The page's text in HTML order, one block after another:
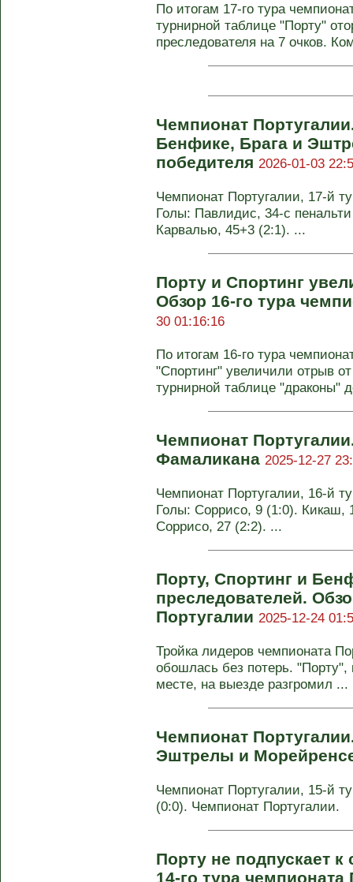
По итогам 17-го тура
турнирной таблице "Порту"
преследователя на 7 очков.
Чемпионат
Бенфике, Брага и
победителя 2026-01-03
Чемпионат Португалии, 17-й
Голы: Павлидис, 34-с
Карвалью, 45+3 (2:1). ...
Порту и Спортинг
Обзор 16-го тура
30 01:16:16
По итогам 16-го тура
"Спортинг" увеличили отрыв
турнирной таблице "драконы"
Чемпионат
Фамаликана 2025-12-27
Чемпионат Португалии, 16-й
Голы: Соррисо, 9 (1:0). Кикаш,
Соррисо, 27 (2:2). ...
Порту, Спортинг и
преследователей.
Португалии 2025-12-24
Тройка лидеров чемпионата
обошлась без потерь. "Порту",
месте, на выезде разгромил ...
Чемпионат
Эштрелы и
Чемпионат Португалии, 15-й
(0:0). Чемпионат Португалии.
Порту не подпускает к
14-го тура